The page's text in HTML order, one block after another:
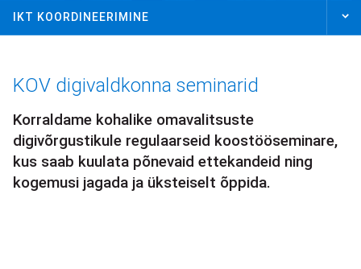
KOV digivaldkonna seminarid
Korraldame kohalike omavalitsuste
digivõrgustikule regulaarseid koostööseminare,
kus saab kuulata põnevaid ettekandeid ning
kogemusi jagada ja üksteiselt õppida.
IKT KOORDINEERIMINE